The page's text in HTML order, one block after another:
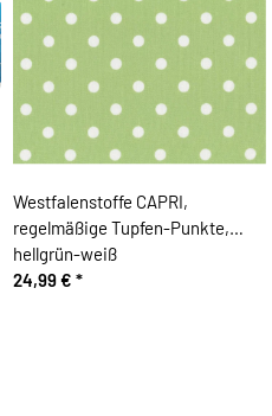
Westfalenstoffe CAPRI,
regelmäßige Tupfen-Punkte,
hellgrün-weiß
24,99 € *